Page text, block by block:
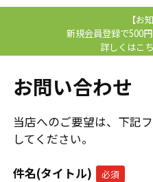
【お
新規会員登録で500
詳しくはこ
お問い合わせ
当店へのご要望は、下記
してください。
件名(タイトル)